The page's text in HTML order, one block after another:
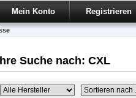
Mein Konto Registrieren
Suche nach: CXL